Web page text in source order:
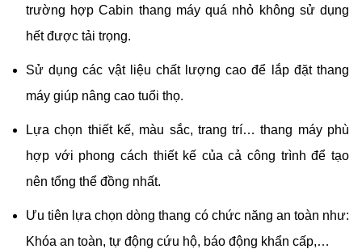
trường hợp Cabin thang máy quá nhỏ không sử dụng
hết được tải trọng.
Sử dụng các vật liệu chất lượng cao để lắp đặt thang
máy giúp nâng cao tuổi thọ.
Lựa chọn thiết kế, màu sắc, trang trí… thang máy phù
hợp với phong cách thiết kế của cả công trình để tạo
nên tổng thể đồng nhất.
Ưu tiên lựa chọn dòng thang có chức năng an toàn như:
Khóa an toàn, tự động cứu hộ, báo động khẩn cấp,…